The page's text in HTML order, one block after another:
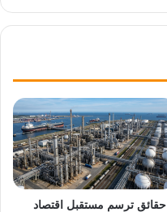
7 حقائق ترسم مستقبل اقتصاد